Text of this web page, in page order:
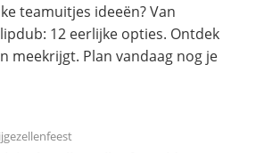
teamuitjes ideeën? Van
12 eerlijke opties. Ontdek
meekrijgt. Plan vandaag nog je